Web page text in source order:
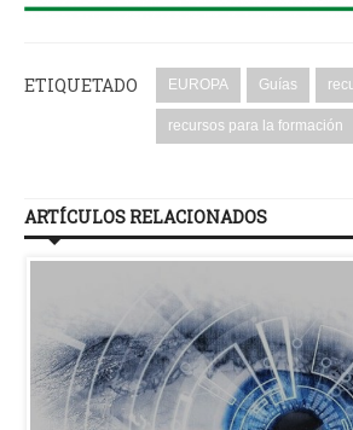
ETIQUETADO EUROPA Guías
recursos para la formación
ARTÍCULOS RELACIONADOS